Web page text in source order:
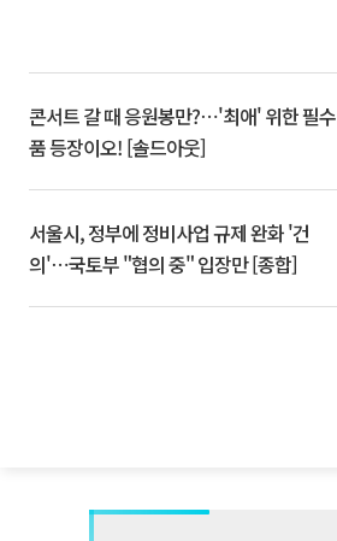
콘서트 갈 때 응원봉만?⋯'최애' 위한 필수
품 등장이오! [솔드아웃]
서울시, 정부에 정비사업 규제 완화 '건
의'⋯국토부 "협의 중" 입장만 [종합]